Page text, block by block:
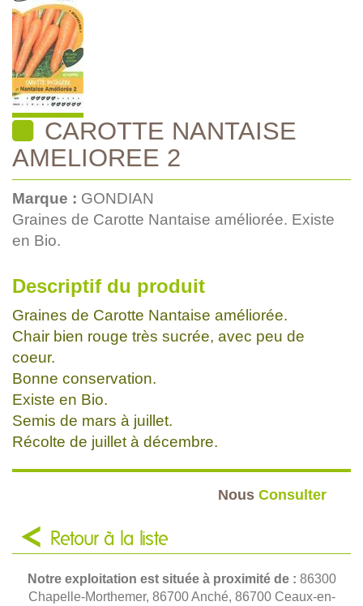
CAROTTE NANTAISE
AMELIOREE 2
Marque : GONDIAN
Graines de Carotte Nantaise améliorée. Existe
en Bio.
Descriptif du produit
Graines de Carotte Nantaise améliorée.
Chair bien rouge très sucrée, avec peu de
coeur.
Bonne conservation.
Existe en Bio.
Semis de mars à juillet.
Récolte de juillet à décembre.
Nous Consulter
Retour à la liste
Notre exploitation est située à proximité de : 86300
Chapelle-Morthemer, 86700 Anché, 86700 Ceaux-en-